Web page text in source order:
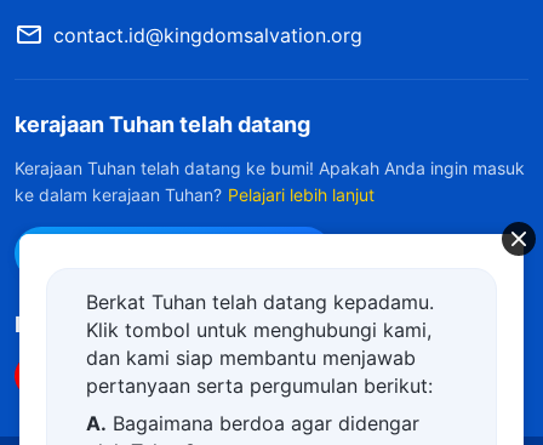
contact.id@kingdomsalvation.org
kerajaan Tuhan telah datang
Kerajaan Tuhan telah datang ke bumi! Apakah Anda ingin masuk
ke dalam kerajaan Tuhan? Pelajari lebih lanjut
Ikuti Kami
Berkat Tuhan telah datang kepadamu.
Klik tombol untuk menghubungi kami,
dan kami siap membantu menjawab
pertanyaan serta pergumulan berikut:
A. Bagaimana berdoa agar didengar